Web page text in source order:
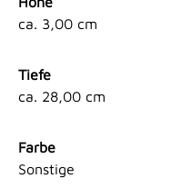
ca. 3,00 cm
Tiefe
ca. 28,00 cm
Farbe
Sonstige